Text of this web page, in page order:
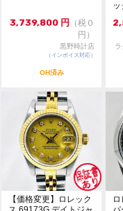
※価格
いても
お問い
3,739,800 円 （税０
円）
黒野時計店
（インボイス対応）
OH済み
【価格変更】ロレック